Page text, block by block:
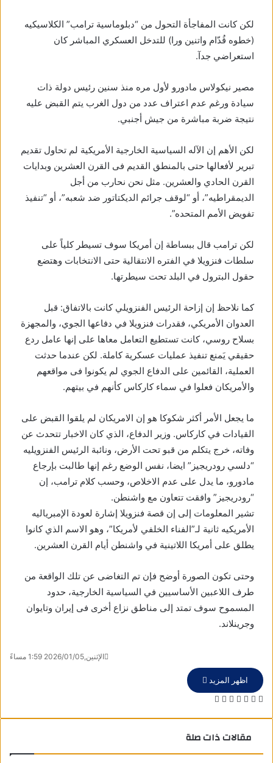
لكن كانت المفاجأة التحول من “دبلوماسية ترامب” الكلاسيكيه
(خطوه قُدّام واتنين ورا) للتدخل العسكري المباشر كان
استعراضي جدآ.
مصير نيكولاس مادورو لأول مره منذ سنين رئيس دولة ذات
سيادة ورغم عدم اعتراف عدد من دول الغرب يتم القبض عليه
نتيجة ضربة مباشرة من جيش أجنبي.
لكن الأهم إن الآله السياسية الخارجية الأمريكية لم تحاول تقديم
تبرير لأفعالها حتى بالمنطق القديم فى القرن العشرين وبدايات
القرن الحادي والعشرين. مثل نحن نحارب من أجل
الديمقراطيه”، أو “لوقف جرائم الديكتاتور ضد شعبه”، أو “تنفيذ
تفويض الأمم المتحده”.
لكن ترامب قال ببساطة إن أمريكا سوف تسيطر كلياً على
سلطات فنزويلا في الفتره الانتقالية حتى الانتخابات وهتضع
حقول البترول في البلد تحت سيطرتها.
كما نلاحظ إن إزاحة الرئيس الفنزويلي كانت بالاتفاق: قبل
العدوان الأمريكي، فقدرات فنزويلا في دفاعها الجوي، والمجهزة
بسلاح روسي، كانت تستطيع التعامل معاها على إنها عامل ردع
حقيقي يَمنع تنفيذ عمليات عسكرية كاملة. لكن عندما حدثت
العملية، القائمين على الدفاع الجوي لم يكونوا فى مواقعهم
والأمريكان فعلوا في سماء كاركاس كأنهم في بيتهم.
ما يجعل الأمر أكثر شكوكا هو إن الامريكان لم يلقوا القبض على
القيادات في كاركاس. وزير الدفاع، الذي كان الاخبار تتحدث عن
وفاته، خرج يتكلم من قبو تحت الأرض، ونائبة الرئيس الفنزويليه
“دلسي رودريجيز” ايضا، نفس الوضع رغم إنها طالبت بإرجاع
مادورو، ما يدل على عدم الاخلاص، وحسب كلام ترامب، إن
“رودريجيز” وافقت تتعاون مع واشنطن.
تشير المعلومات إلى إن قصة فنزويلا إشارة لعودة الإمبرياليه
الأمريكيه ثانية لـ”الفناء الخلفي لأمريكا”، وهو الاسم الذي كانوا
يطلق على أمريكا اللاتينية في واشنطن أيام القرن العشرين.
وحتى تكون الصورة أوضح فإن تم التغاضى عن تلك الواقعة من
طرف اللاعبين الأساسيين في السياسية الخارجية، حدود
المسموح سوف تمتد إلى مناطق نزاع أخرى فى إيران وتايوان
وجرينلاند.
الإثنين,2026/01/05 1:59 مساءً
اظهر المزيد
فيسبوك
X لينكدإن
واتساب
تيلقراممشاركة
مقالات ذات صلة